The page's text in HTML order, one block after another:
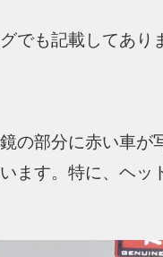
でも記載してあり
の部分に赤い車が
ます。特に、ヘッ